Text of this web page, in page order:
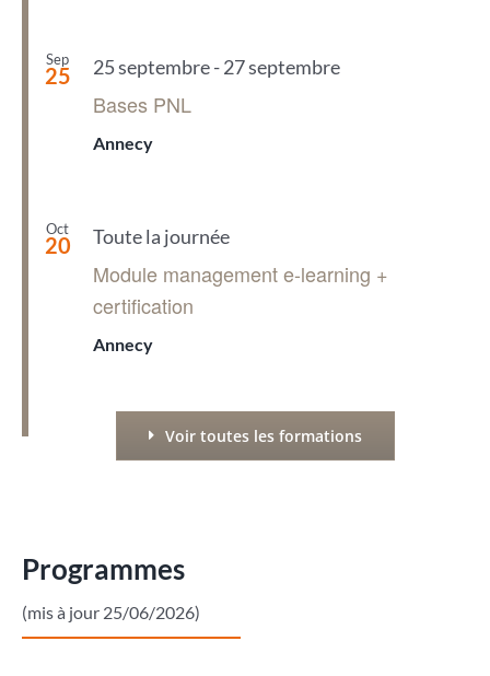
Sep
25 25 septembre-27 septembre
Bases PNL
Annecy
Oct
20 Toute la journée
Module management e-learning +
certification
Annecy
Voir toutes les formations
Programmes
(mis à jour 25/06/2026)